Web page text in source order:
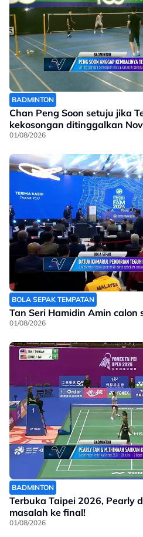
BADMINTON
Chan Peng Soon setuju jika
kekosongan ditinggalkan
01/08/2026
BOLA SEPAK TEMPATAN
Tan Seri Hamidin Amin calon
01/08/2026
BADMINTON
Terbuka Taipei 2026, Pearly
masalah ke final!
01/08/2026